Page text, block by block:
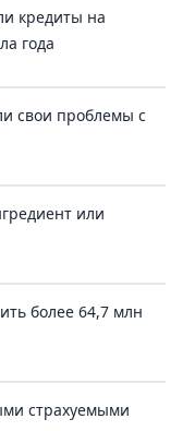
кредиты на
года
свои проблемы с
или
более 64,7 млн
страхуемыми